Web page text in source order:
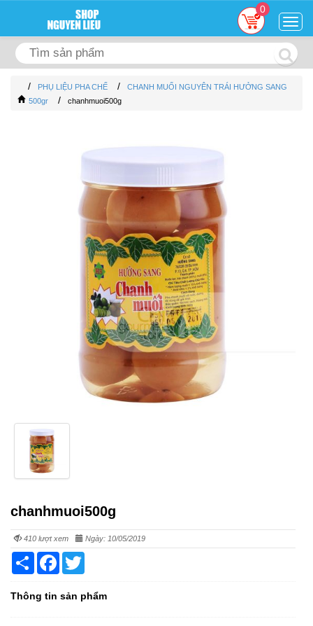
0
/ PHỤ LIỆU PHA CHẾ /
CHANH MUỐI NGUYÊN TRÁI HƯỞNG SANG
500gr
/ chanhmuoi500g
chanhmuoi500g
410 lượt xem Ngày: 10/05/2019
Share Facebook
Thông tin sản phẩm